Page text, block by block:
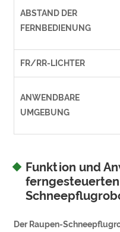
ABSTAND DER
FERNBEDIENUNG
FR/RR-LICHTER
ANWENDBARE
UMGEBUNG
Funktion und
Der Raupen-